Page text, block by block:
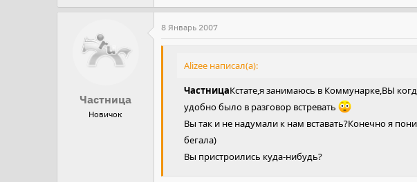
Частница
Новичок
8 Январь 2007
Alizee написал(а):
ЧастницаКстате,я занимаюсь в Коммунарке,ВЫ
удобно было в разговор встревать
Вы так и не надумали к нам вставать?Конечно я
бегала)
Вы пристроились куда-нибудь?